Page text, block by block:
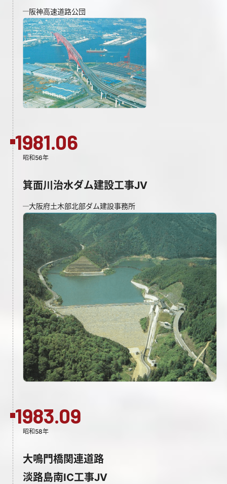
阪神高速道路公団
1981.06
昭和56年
箕面川治水ダム建設工事JV
大阪府土木部北部ダム建設事務所
1983.09
昭和58年
大鳴門橋関連道路
淡路島南IC工事JV